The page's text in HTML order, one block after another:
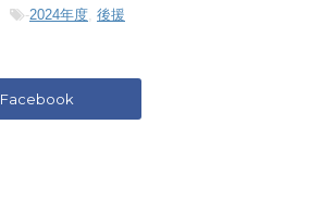
-2024年度, 後援
Facebook